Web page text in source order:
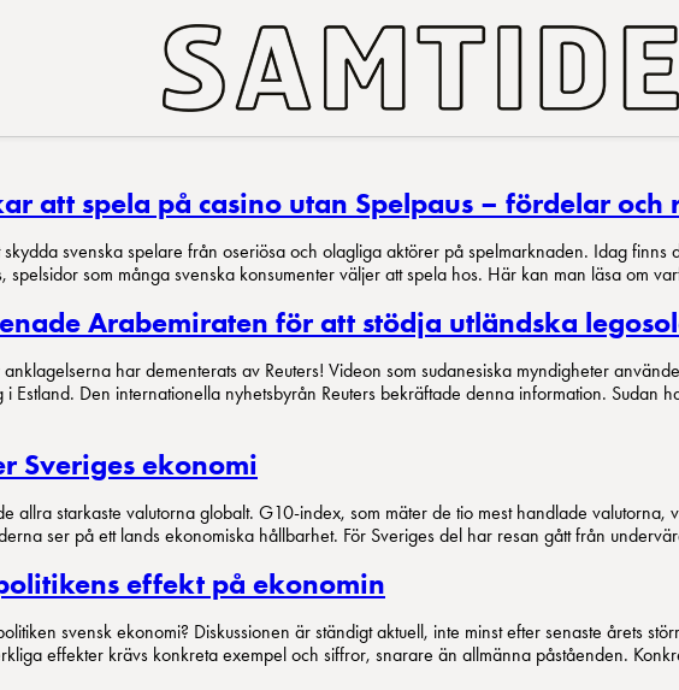
att spela på casino utan Spelpaus – fördelar och
skydda svenska spelare från oseriösa och olagliga aktörer på spelmarknaden. Idag
spelsidor som många svenska konsumenter väljer att spela hos. Här kan man läsa om
Arabemiraten för att stödja utländska
har dementerats av Reuters! Videon som sudanesiska myndigheter
Estland. Den internationella nyhetsbyrån Reuters bekräftade denna information. Sudan
Sveriges ekonomi
allra starkaste valutorna globalt. G10-index, som mäter de tio mest handlade
ser på ett lands ekonomiska hållbarhet. För Sveriges del har resan gått från
effekt på ekonomin
svensk ekonomi? Diskussionen är ständigt aktuell, inte minst efter senaste årets
effekter krävs konkreta exempel och siffror, snarare än allmänna påståenden.